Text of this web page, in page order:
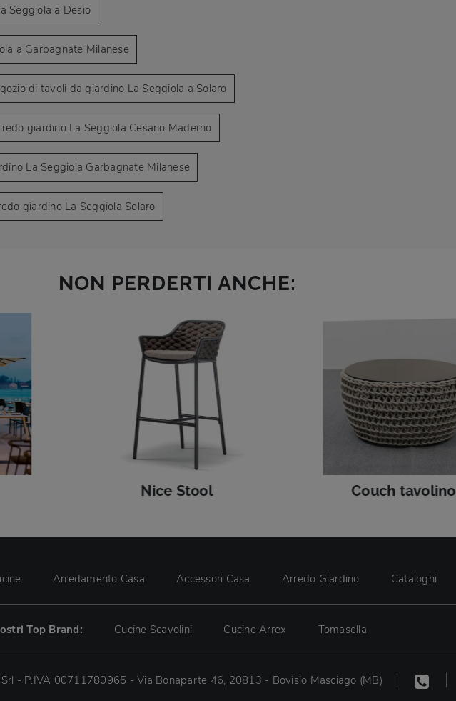
Seggiola a Desio
a Garbagnate Milanese
di tavoli da giardino La Seggiola a Solaro
giardino La Seggiola Cesano Maderno
La Seggiola Garbagnate Milanese
giardino La Seggiola Solaro
NON PERDERTI ANCHE:
Nice Stool Couch tavolino
Arredamento Casa Accessori Casa Arredo Giardino Cataloghi
Top Brand: Cucine Scavolini Cucine Arrex Tomasella
- P.IVA 00711780965 - Via Bonaparte 46, 20813 - Bovisio Masciago (MB)